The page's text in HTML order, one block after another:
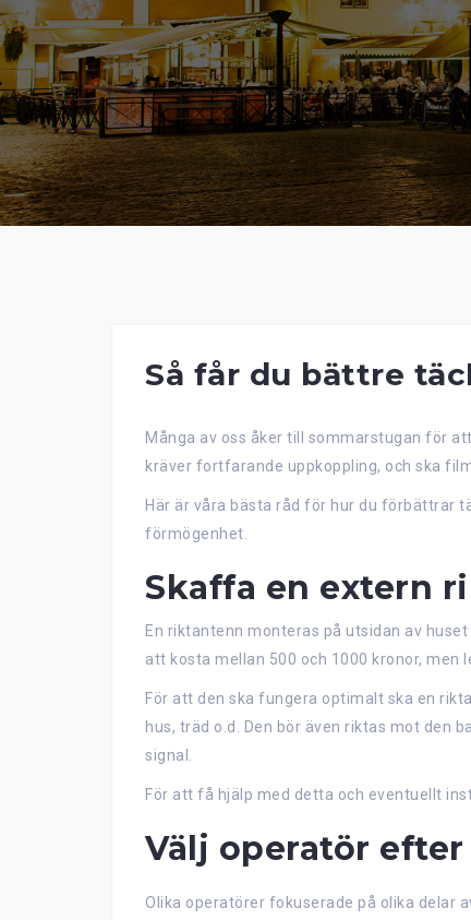
Så får du bättre
Många av oss åker till sommarstugan för
kräver fortfarande uppkoppling, och ska
Här är våra bästa råd för hur du förbättrar
förmögenhet.
Skaffa en extern
En riktantenn monteras på utsidan av
att kosta mellan 500 och 1000 kronor, men
För att den ska fungera optimalt ska en
hus, träd o.d. Den bör även riktas mot den
signal.
För att få hjälp med detta och eventuellt
Välj operatör
Olika operatörer fokuserade på olika delar